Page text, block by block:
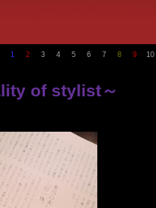
1 2 3 4 5 6 7 8 9 10
of stylist～